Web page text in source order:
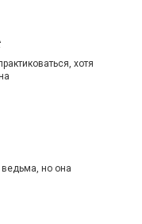
хотя
ведьма, но она